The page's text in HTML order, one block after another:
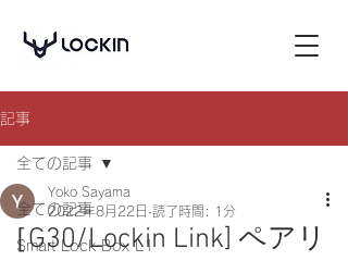
記事
全ての記事
Smart Lock Box L1
全ての記事
［G30/Lockin Link] ペアリ
Yoko Sayama
2022年8月22日 読了時間: 1分